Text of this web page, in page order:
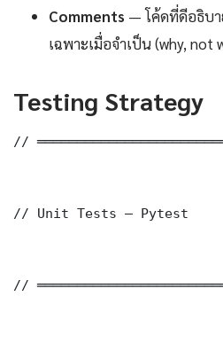
Comments — โค้ดที่ดีอธิบา
เฉพาะเมื่อจำเป็น (why, not
Testing Strategy
//
// Unit Tests — Pytest
//